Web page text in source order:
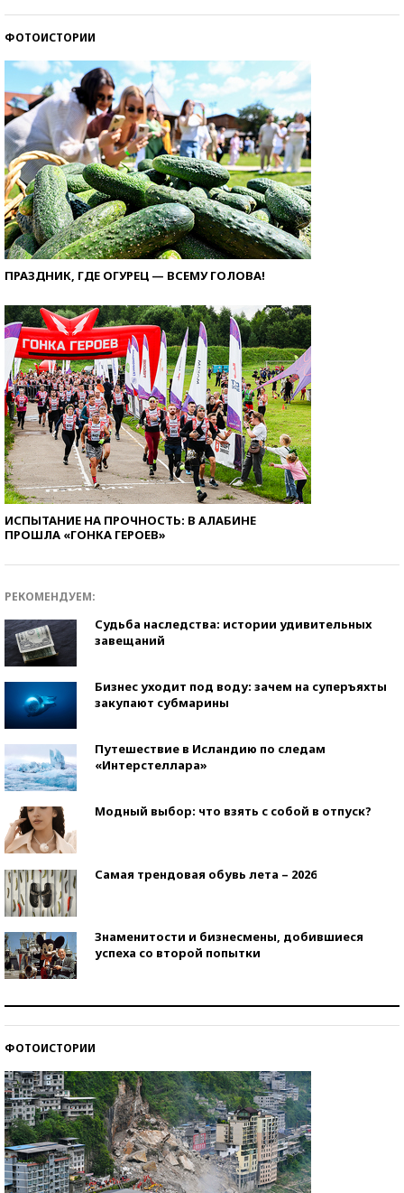
ФОТОИСТОРИИ
ПРАЗДНИК, ГДЕ ОГУРЕЦ — ВСЕМУ ГОЛОВА!
ИСПЫТАНИЕ НА ПРОЧНОСТЬ: В АЛАБИНЕ
ПРОШЛА «ГОНКА ГЕРОЕВ»
РЕКОМЕНДУЕМ:
Судьба наследства: истории удивительных
завещаний
Бизнес уходит под воду: зачем на суперъяхты
закупают субмарины
Путешествие в Исландию по следам
«Интерстеллара»
Модный выбор: что взять с собой в отпуск?
Самая трендовая обувь лета – 2026
Знаменитости и бизнесмены, добившиеся
успеха со второй попытки
ФОТОИСТОРИИ